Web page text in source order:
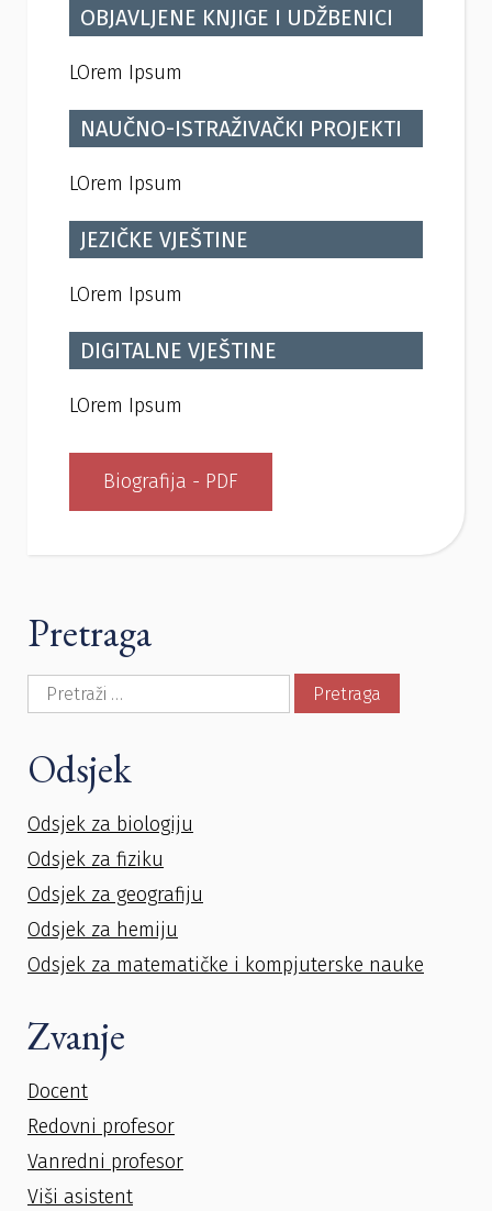
OBJAVLJENE KNJIGE I UDŽBENICI
LOrem Ipsum
NAUČNO-ISTRAŽIVAČKI PROJEKTI
LOrem Ipsum
JEZIČKE VJEŠTINE
LOrem Ipsum
DIGITALNE VJEŠTINE
LOrem Ipsum
Biografija - PDF
Pretraga
Pretraga:
Odsjek
Odsjek za biologiju
Odsjek za fiziku
Odsjek za geografiju
Odsjek za hemiju
Odsjek za matematičke i kompjuterske nauke
Zvanje
Docent
Redovni profesor
Vanredni profesor
Viši asistent